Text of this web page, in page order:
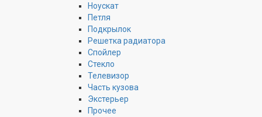
Ноускат
Петля
Подкрылок
Решетка радиатора
Спойлер
Стекло
Телевизор
Часть кузова
Экстерьер
Прочее